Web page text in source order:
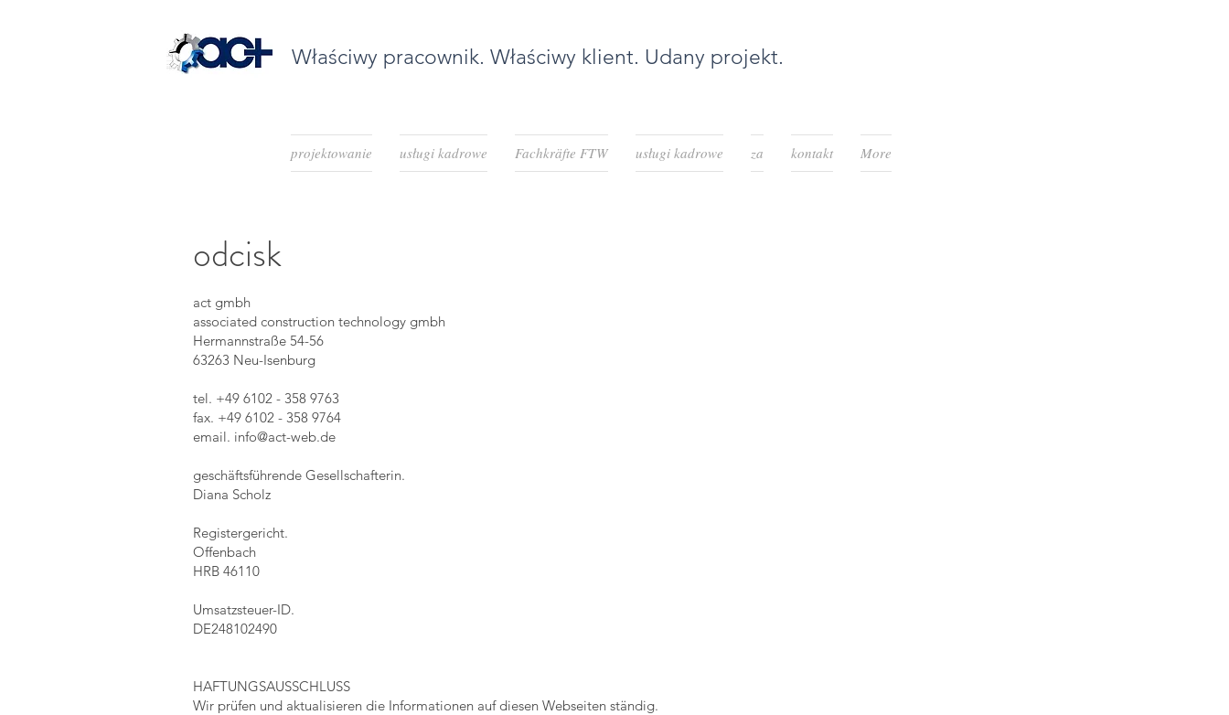
Właściwy pracownik. Właściwy klient. Udany projekt.
projektowanie usługi kadrowe Fachkräfte FTW usługi kadrowe za kontakt More
odcisk
act gmbh
associated construction technology gmbh
Hermannstraße 54-56
63263 Neu-Isenburg
tel. +49 6102 - 358 9763
fax. +49 6102 - 358 9764
email. info@act-web.de
geschäftsführende Gesellschafterin.
Diana Scholz
Registergericht.
Offenbach
HRB 46110
Umsatzsteuer-ID.
DE248102490
HAFTUNGSAUSSCHLUSS
Wir prüfen und aktualisieren die Informationen auf diesen Webseiten ständig.